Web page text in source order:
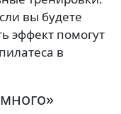
вы будете
эффект помогут
в